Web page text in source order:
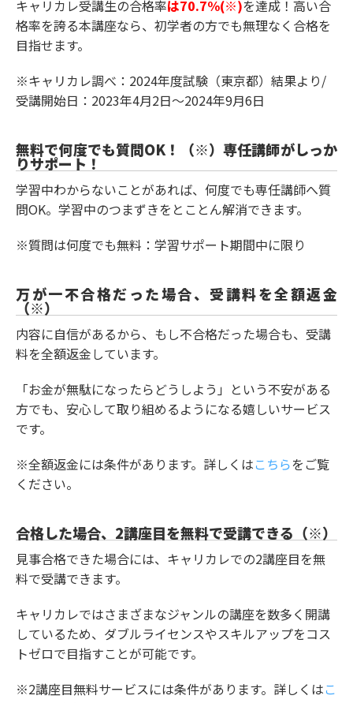
キャリカレ受講生の合格率は70.7%(※)を達成！高い合
格率を誇る本講座なら、初学者の方でも無理なく合格を
目指せます。
※キャリカレ調べ：2024年度試験（東京都）結果より/
受講開始日：2023年4月2日～2024年9月6日
無料で何度でも質問OK！（※）専任講師がしっか
りサポート！
学習中わからないことがあれば、何度でも専任講師へ質
問OK。学習中のつまずきをとことん解消できます。
※質問は何度でも無料：学習サポート期間中に限り
万が一不合格だった場合、受講料を全額返金
（※）
内容に自信があるから、もし不合格だった場合も、受講
料を全額返金しています。
「お金が無駄になったらどうしよう」という不安がある
方でも、安心して取り組めるようになる嬉しいサービス
です。
※全額返金には条件があります。詳しくはこちらをご覧
ください。
合格した場合、2講座目を無料で受講できる（※）
見事合格できた場合には、キャリカレでの2講座目を無
料で受講できます。
キャリカレではさまざまなジャンルの講座を数多く開講
しているため、ダブルライセンスやスキルアップをコス
トゼロで目指すことが可能です。
※2講座目無料サービスには条件があります。詳しくはこ